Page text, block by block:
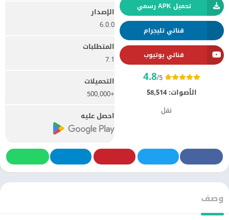
تحميل APK رسمي
قناتي تليجرام
قناتي يوتيوب
4.8/5
الأصوات:58,514
نقل
الإصدار
6.0.0
المتطلبات
7.1
التحميلات
+500,000
احصل عليه
وصف